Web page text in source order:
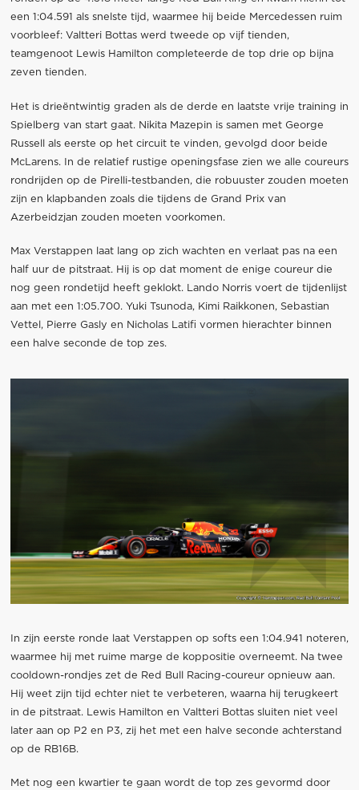
een 1:04.591 als snelste tijd, waarmee hij beide Mercedessen ruim
voorbleef: Valtteri Bottas werd tweede op vijf tienden,
teamgenoot Lewis Hamilton completeerde de top drie op bijna
zeven tienden.
Het is drieëntwintig graden als de derde en laatste vrije training in
Spielberg van start gaat. Nikita Mazepin is samen met George
Russell als eerste op het circuit te vinden, gevolgd door beide
McLarens. In de relatief rustige openingsfase zien we alle coureurs
rondrijden op de Pirelli-testbanden, die robuuster zouden moeten
zijn en klapbanden zoals die tijdens de Grand Prix van
Azerbeidzjan zouden moeten voorkomen.
Max Verstappen laat lang op zich wachten en verlaat pas na een
half uur de pitstraat. Hij is op dat moment de enige coureur die
nog geen rondetijd heeft geklokt. Lando Norris voert de tijdenlijst
aan met een 1:05.700. Yuki Tsunoda, Kimi Raikkonen, Sebastian
Vettel, Pierre Gasly en Nicholas Latifi vormen hierachter binnen
een halve seconde de top zes.
In zijn eerste ronde laat Verstappen op softs een 1:04.941 noteren,
waarmee hij met ruime marge de koppositie overneemt. Na twee
cooldown-rondjes zet de Red Bull Racing-coureur opnieuw aan.
Hij weet zijn tijd echter niet te verbeteren, waarna hij terugkeert
in de pitstraat. Lewis Hamilton en Valtteri Bottas sluiten niet veel
later aan op P2 en P3, zij het met een halve seconde achterstand
op de RB16B.
Met nog een kwartier te gaan wordt de top zes gevormd door